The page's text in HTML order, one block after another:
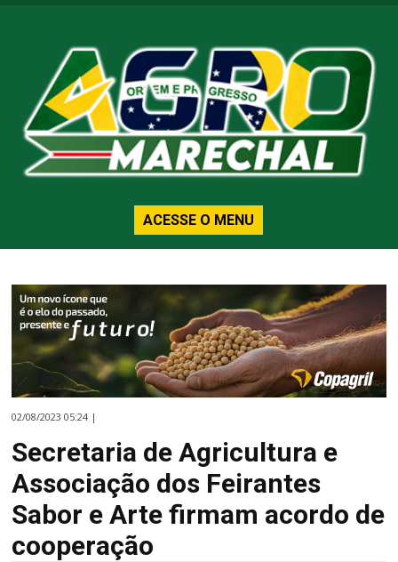
ACESSE O MENU
02/08/2023 05:24 |
Secretaria de Agricultura e
Associação dos Feirantes
Sabor e Arte firmam acordo de
cooperação